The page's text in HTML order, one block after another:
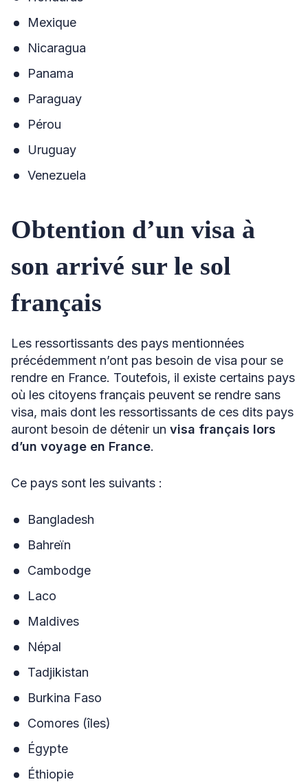
Mexique
Nicaragua
Panama
Paraguay
Pérou
Uruguay
Venezuela
Obtention d’un visa à
son arrivé sur le sol
français
Les ressortissants des pays mentionnées
précédemment n’ont pas besoin de visa pour se
rendre en France. Toutefois, il existe certains pays
où les citoyens français peuvent se rendre sans
visa, mais dont les ressortissants de ces dits pays
auront besoin de détenir un visa français lors
d’un voyage en France.
Ce pays sont les suivants :
Bangladesh
Bahreïn
Cambodge
Laco
Maldives
Népal
Tadjikistan
Burkina Faso
Comores (îles)
Égypte
Éthiopie